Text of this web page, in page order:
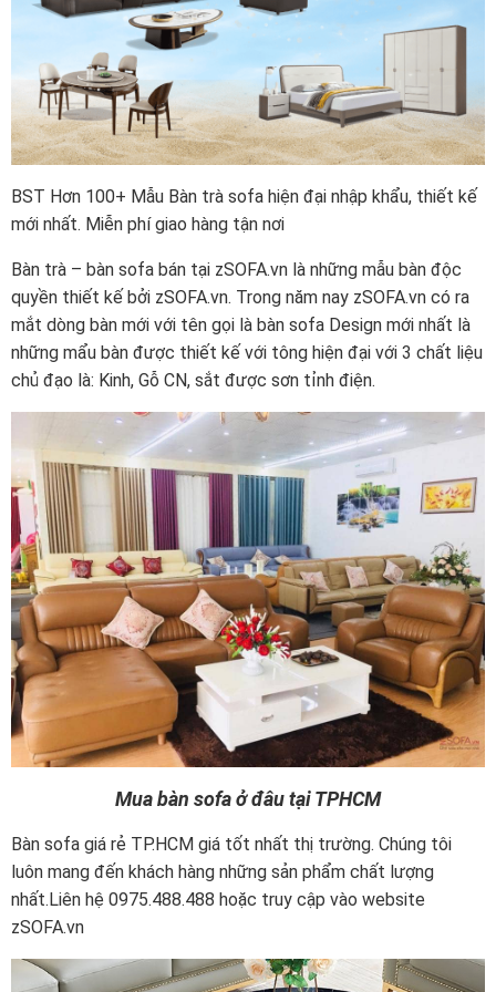
BST Hơn 100+ Mẫu Bàn trà sofa hiện đại nhập khẩu, thiết kế
mới nhất. Miễn phí giao hàng tận nơi
Bàn trà – bàn sofa bán tại zSOFA.vn là những mẫu bàn độc
quyền thiết kế bởi zSOFA.vn. Trong năm nay zSOFA.vn có ra
mắt dòng bàn mới với tên gọi là bàn sofa Design mới nhất là
những mẩu bàn được thiết kế với tông hiện đại với 3 chất liệu
chủ đạo là: Kinh, Gỗ CN, sắt được sơn tỉnh điện.
Mua bàn sofa ở đâu tại TPHCM
Bàn sofa giá rẻ TP.HCM giá tốt nhất thị trường. Chúng tôi
luôn mang đến khách hàng những sản phẩm chất lượng
nhất.Liên hệ 0975.488.488 hoặc truy cập vào website
zSOFA.vn